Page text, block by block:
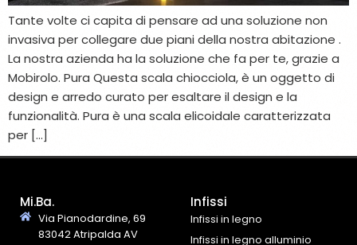
Tante volte ci capita di pensare ad una soluzione non
invasiva per collegare due piani della nostra abitazione .
La nostra azienda ha la soluzione che fa per te, grazie a
Mobirolo. Pura Questa scala chiocciola, è un oggetto di
design e arredo curato per esaltare il design e la
funzionalità. Pura è una scala elicoidale caratterizzata
per […]
Mi.Ba.
Via Pianodardine, 69
83042 Atripalda AV
Infissi
Infissi in legno
Infissi in legno alluminio